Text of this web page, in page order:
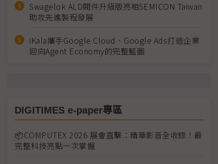
Swagelok ALD閥件升級版亮相SEMICON Taiwan
助攻先進製程發展
iKala攜手Google Cloud、Google Ads打造企業
迎向Agent Economy的完整藍圖
DIGITIMES e-paper專區
📦COMPUTEX 2026 展會直擊：精華影音全收錄！最
完整科技亮點一次掌握